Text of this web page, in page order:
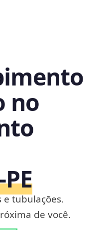
no
e tubulações.
de você.